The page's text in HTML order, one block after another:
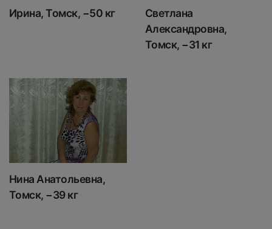
Ирина, Томск, −50 кг
Светлана
Александровна,
Томск, −31 кг
Нина Анатольевна,
Томск, −39 кг